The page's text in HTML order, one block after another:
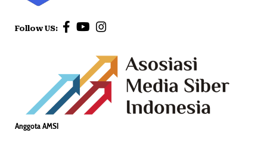
Follow US:
Anggota AMSI